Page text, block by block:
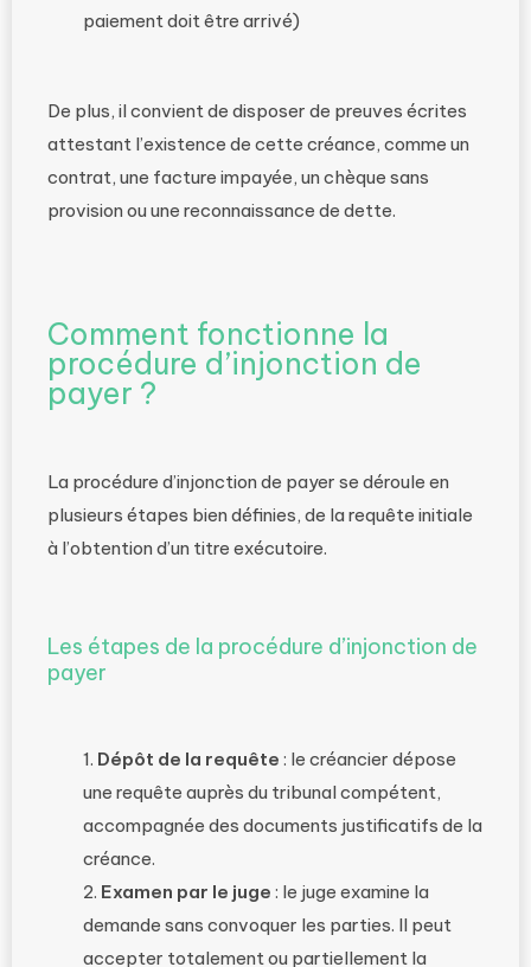
paiement doit être arrivé)
De plus, il convient de disposer de preuves écrites
attestant l’existence de cette créance, comme un
contrat, une facture impayée, un chèque sans
provision ou une reconnaissance de dette.
Comment fonctionne la
procédure d’injonction de
payer ?
La procédure d’injonction de payer se déroule en
plusieurs étapes bien définies, de la requête initiale
à l’obtention d’un titre exécutoire.
Les étapes de la procédure d’injonction de
payer
Dépôt de la requête : le créancier dépose
une requête auprès du tribunal compétent,
accompagnée des documents justificatifs de la
créance.
Examen par le juge : le juge examine la
demande sans convoquer les parties. Il peut
accepter totalement ou partiellement la